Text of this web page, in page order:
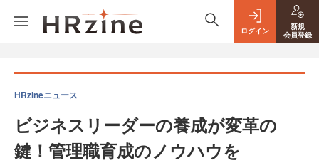
ログイン
新規
会員登録
HRzineニュース
ビジネスリーダーの養成が変革の
鍵！管理職育成のノウハウを